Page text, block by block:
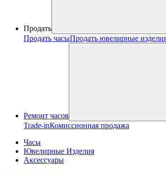
Продать
Продать часыПродать ювелирные
Ремонт часов
Trade-inКомиссионная продажа
Часы
Ювелирные Изделия
Аксессуары